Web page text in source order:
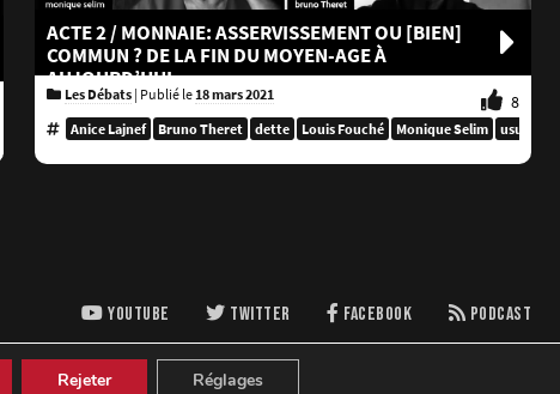
ACTE 2 / MONNAIE: ASSERVISSEMENT OU [BIEN]
COMMUN ? DE LA FIN DU MOYEN-AGE À
AUJOURD’HUI
Les Débats | Publié le 18 mars 2021 8
Anice Lajnef Bruno Theret dette Louis Fouché Monique Selim usure
YOUTUBE TWITTER FACEBOOK PODCAST
Rejeter Réglages